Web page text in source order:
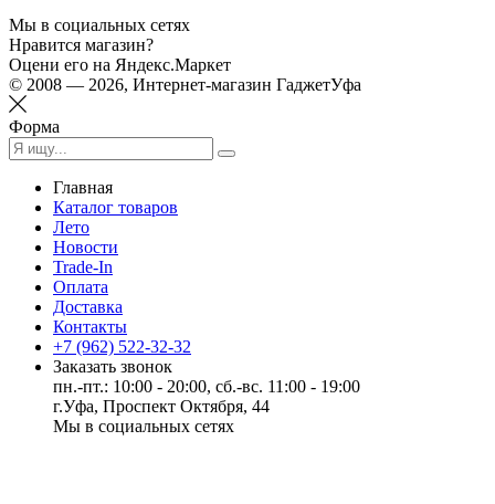
Мы в социальных сетях
Нравится магазин?
Оцени его на Яндекс.Маркет
© 2008 — 2026, Интернет-магазин ГаджетУфа
Форма
Главная
Каталог товаров
Лето
Новости
Trade-In
Оплата
Доставка
Контакты
+7 (962) 522-32-32
Заказать звонок
пн.-пт.: 10:00 - 20:00, сб.-вс. 11:00 - 19:00
г.Уфа, Проспект Октября, 44
Мы в социальных сетях